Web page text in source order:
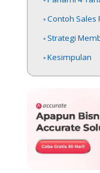
Contoh Sales
Strategi
Kesimpulan